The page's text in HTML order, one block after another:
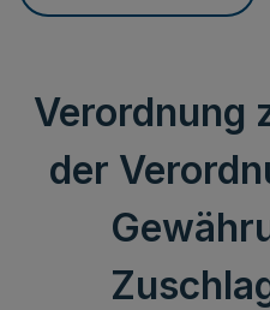
Verordnung
der